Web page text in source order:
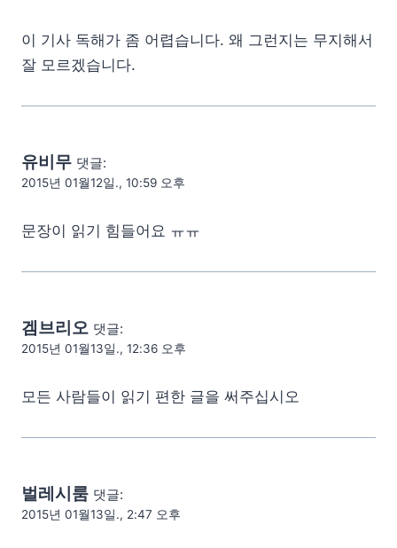
이 기사 독해가 좀 어렵습니다. 왜 그런지는 무지해서
잘 모르겠습니다.
유비무 댓글:
2015년 01월12일., 10:59 오후
문장이 읽기 힘들어요 ㅠㅠ
겜브리오 댓글:
2015년 01월13일., 12:36 오후
모든 사람들이 읽기 편한 글을 써주십시오
벌레시룸 댓글:
2015년 01월13일., 2:47 오후